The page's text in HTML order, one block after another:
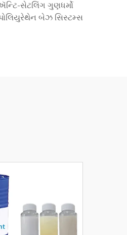
સેટલિંગ ગુણધર્મો
બેઝ સિસ્ટમ્સ